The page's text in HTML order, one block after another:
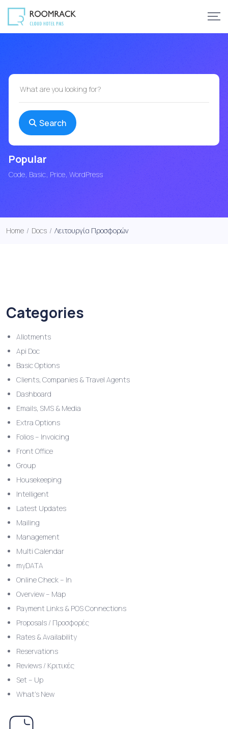
Search
Popular
Code Basic Price WordPress
Home / Docs / Λειτουργία Προσφορών
Categories
Allotments
Api Doc
Basic Options
Clients, Companies & Travel Agents
Dashboard
Emails, SMS & Media
Extra Options
Folios – Invoicing
Front Office
Group
Housekeeping
Intelligent
Latest Updates
Mailing
Management
Multi Calendar
myDATA
Online Check – In
Overview – Map
Payment Links & POS Connections
Proposals / Προσφορές
Rates & Availability
Reservations
Reviews / Κριτικές
Set – Up
What’s New